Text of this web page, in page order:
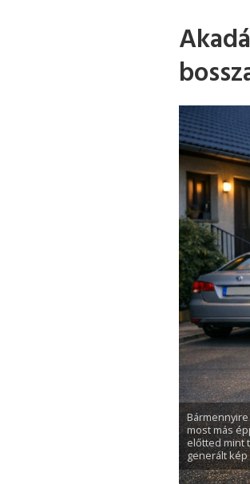
most más
előtted mint
generált kép